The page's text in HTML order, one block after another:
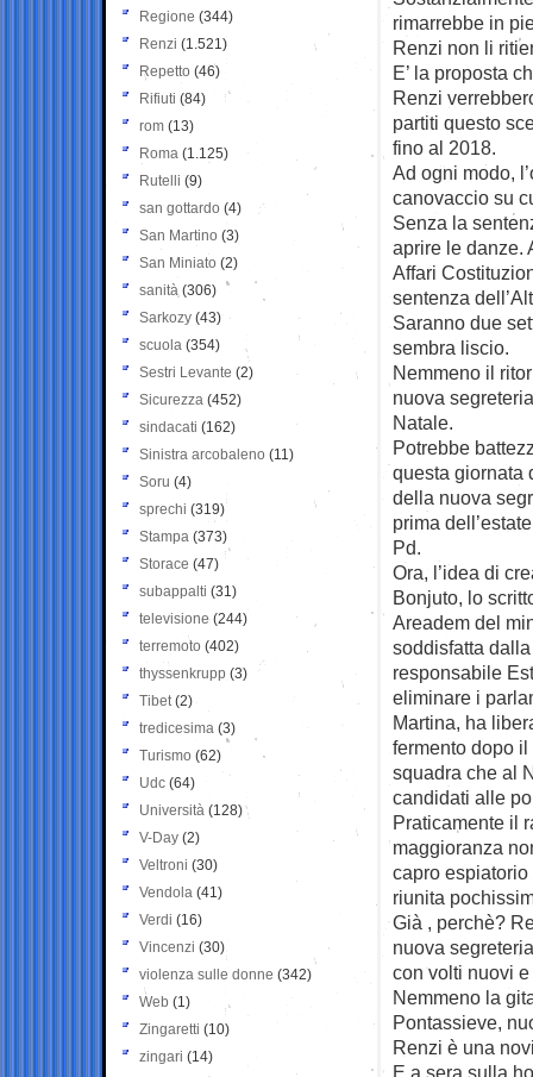
rimarrebbe in
Renzi non li
E’ la proposta
Renzi
partiti questo
fino al 2018.
Ad ogni modo,
canovaccio su
Senza la
aprire le danze.
Affari
sentenza
Saranno due
sembra liscio.
Nemmeno il
nuova
Natale.
Potrebbe
questa giornata
della nuova
prima
Pd.
Ora, l’idea di
Bonjuto, lo
Areadem del
soddisfatta
responsabile
eliminare i
Martina, ha
fermento dopo
squadra che al
candidati alle
Praticamente il
maggioranza
capro
riunita
Già , perchè?
nuova
con volti nuovi
Nemmeno la
Pontassieve,
Renzi è una
E a sera sulla
Regione (344)
Renzi (1.521)
Repetto (46)
Rifiuti (84)
rom (13)
Roma (1.125)
Rutelli (9)
san gottardo (4)
San Martino (3)
San Miniato (2)
sanità (306)
Sarkozy (43)
scuola (354)
Sestri Levante (2)
Sicurezza (452)
sindacati (162)
Sinistra arcobaleno (11)
Soru (4)
sprechi (319)
Stampa (373)
Storace (47)
subappalti (31)
televisione(244)
terremoto (402)
thyssenkrupp (3)
Tibet(2)
tredicesima (3)
Turismo (62)
Udc (64)
Università (128)
V-Day (2)
Veltroni (30)
Vendola (41)
Verdi (16)
Vincenzi (30)
violenza sulle donne (342)
Web (1)
Zingaretti (10)
zingari (14)